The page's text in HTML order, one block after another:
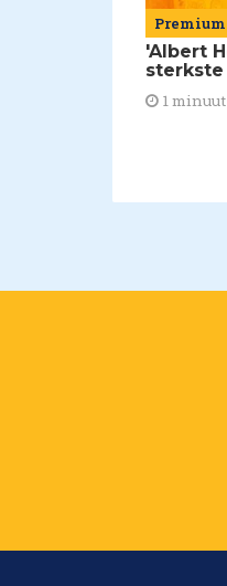
Premium
'Albert
1 minuut